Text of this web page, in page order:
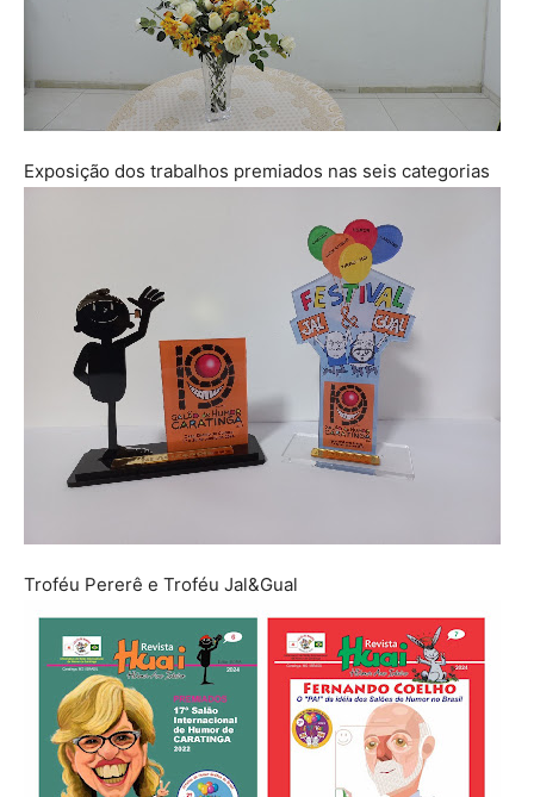
Exposição dos trabalhos premiados nas seis categorias
Troféu Pererê e Troféu Jal&Gual